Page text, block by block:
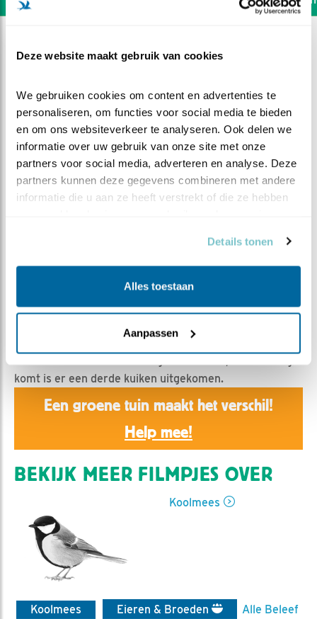
Deze website maakt gebruik van cookies
We gebruiken cookies om content en advertenties te
personaliseren, om functies voor social media te bieden
en om ons websiteverkeer te analyseren. Ook delen we
informatie over uw gebruik van onze site met onze
partners voor social media, adverteren en analyse. Deze
partners kunnen deze gegevens combineren met andere
informatie die u aan ze heeft verstrekt of die ze hebben
Details tonen
Alles toestaan
Aanpassen
Derde kuiken
gonedigiscoping | Geplaatst op 27 april 2017, 7:29 |
Bewaar dit filmpje |
komt is er een derde kuiken uitgekomen.
Een groene tuin maakt het verschil!
Help mee!
BEKIJK MEER FILMPJES OVER
Koolmees
Koolmees Eieren & Broeden
Alle Beleef